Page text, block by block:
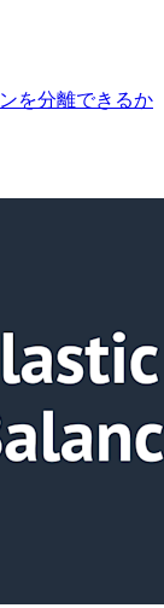
を分離できるか